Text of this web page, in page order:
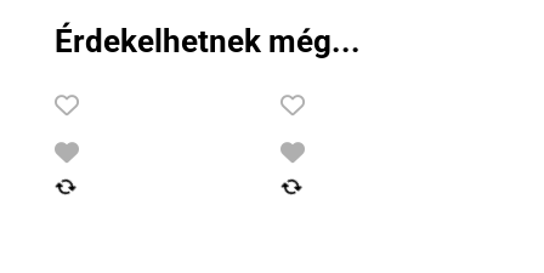
Érdekelhetnek még...